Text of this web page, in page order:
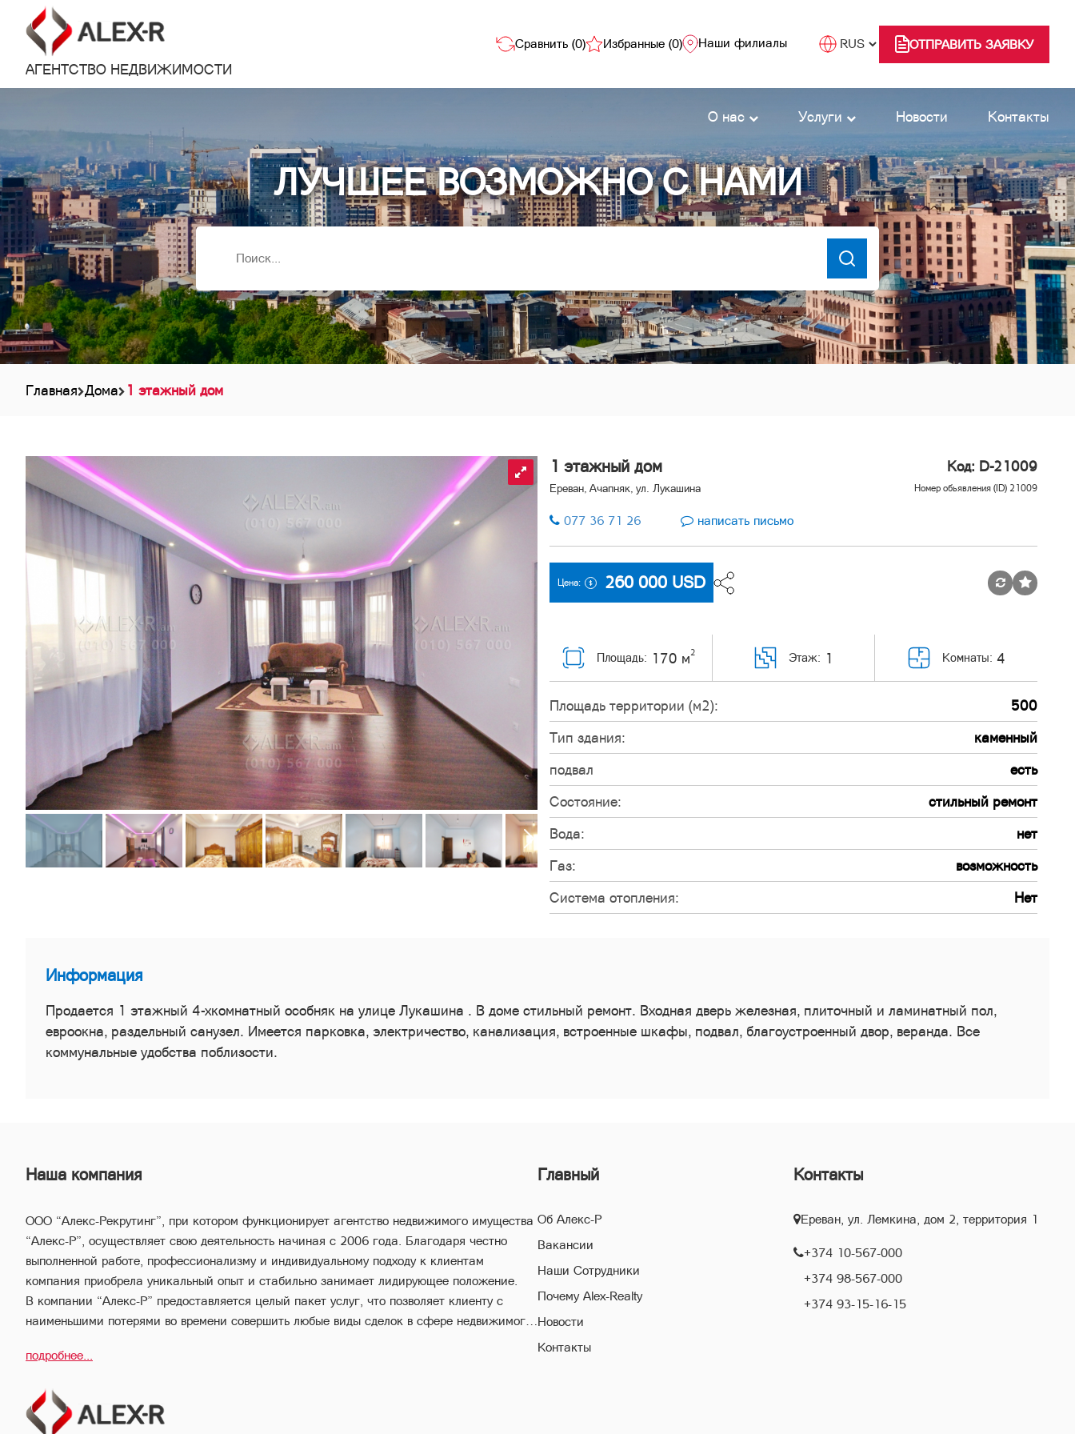
АГЕНТСТВО НЕДВИЖИМОСТИ
Сравнить (0) Избранные (0) Наши филиалы ОТПРАВИТЬ ЗАЯВКУ
О нас Услуги Новости Контакты
ЛУЧШЕЕ ВОЗМОЖНО С НАМИ
Главная Дома 1 этажный дом
1 этажный дом Код: D-21009
Ереван, Ачапняк, ул. Лукашина Номер обьявления (ID) 21009
077 36 71 26 написать письмо
Цена: 260 000 USD
Комнаты: 4
Площадь: 170 м2 Этаж: 1
Площадь территории (м2):
500
Тип здания:
каменный
подвал
есть
Состояние:
стильный ремонт
Вода:
нет
Газ:
возможность
Система отопления:
Нет
Информация
Продается 1 этажный 4-хкомнатный особняк на улице Лукашина . В доме стильный ремонт. Входная дверь железная, плиточный и ламинатный пол,
евроокна, раздельный санузел. Имеется парковка, электричество, канализация, встроенные шкафы, подвал, благоустроенный двор, веранда. Все
коммунальные удобства поблизости.
Наша компания
ООО “Алекс-Рекрутинг”, при котором функционирует агентство недвижимого имущества
“Алекс-Р”, осуществляет свою деятельность начиная с 2006 года. Благодаря честно
выполненной работе, профессионализму и индивидуальному подходу к клиентам
компания приобрела уникальный опыт и стабильно занимает лидирующее положение.
В компании “Алекс-Р” предоставляется целый пакет услуг, что позволяет клиенту с
наименьшими потерями во времени совершить любые виды сделок в сфере недвижимого
опыту, профессиональный персонал компании “Алекс-Р” поможет Вам совершить
выгодные сделки, обеспечивая конфиденциальность и избегая высоких рисков в ходе
подробнее...
Главный
Об Алекс-Р
Вакансии
Наши Сотрудники
Почему Alex-Realty
Новости
Контакты
Контакты
Ереван, ул. Лемкина, дом 2, территория 1
+374 10-567-000
+374 98-567-000
+374 93-15-16-15